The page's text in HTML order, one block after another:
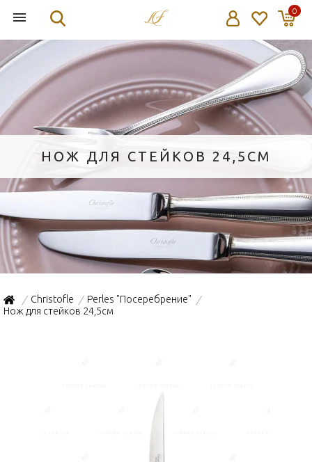
0
НОЖ ДЛЯ СТЕЙКОВ 24,5СМ
/ Christofle / Perles "Посеребрение" /
Нож для стейков 24,5см